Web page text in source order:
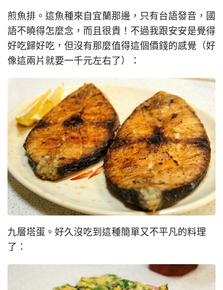
煎魚排。這魚種來自宜蘭那邊，只有台語發音，國
語不曉得怎麼念，而且很貴！不過我跟安安是覺得
好吃歸好吃，但沒有那麼值得這個價錢的感覺（好
像這兩片就要一千元左右了）：
九層塔蛋。好久沒吃到這種簡單又不平凡的料理
了：